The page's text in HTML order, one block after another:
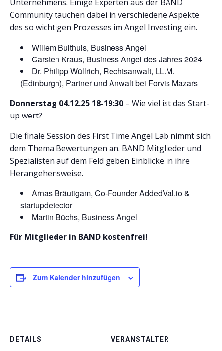
Unternehmens. Einige Experten aus der BAND
Community tauchen dabei in verschiedene Aspekte
des so wichtigen Prozesses im Angel Investing ein.
Willem Bulthuis, Business Angel
Carsten Kraus, Business Angel des Jahres 2024
Dr. Philipp Wüllrich, Rechtsanwalt, LL.M.
(Edinburgh), Partner und Anwalt bei Forvis Mazars
Donnerstag 04.12.25 18-19:30 – Wie viel ist das Start-
up wert?
Die finale Session des First Time Angel Lab nimmt sich
dem Thema Bewertungen an. BAND Mitglieder und
Spezialisten auf dem Feld geben Einblicke in ihre
Herangehensweise.
Arnas Bräutigam, Co-Founder AddedVal.io &
startupdetector
Martin Büchs, Business Angel
Für Mitglieder in BAND kostenfrei!
Zum Kalender hinzufügen
DETAILS VERANSTALTER